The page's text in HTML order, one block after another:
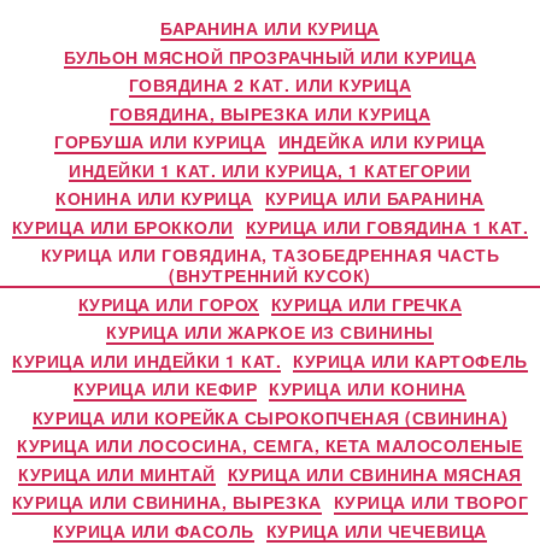
БАРАНИНА ИЛИ КУРИЦА
БУЛЬОН МЯСНОЙ ПРОЗРАЧНЫЙ ИЛИ КУРИЦА
ГОВЯДИНА 2 КАТ. ИЛИ КУРИЦА
ГОВЯДИНА, ВЫРЕЗКА ИЛИ КУРИЦА
ГОРБУША ИЛИ КУРИЦА ИНДЕЙКА ИЛИ КУРИЦА
ИНДЕЙКИ 1 КАТ. ИЛИ КУРИЦА, 1 КАТЕГОРИИ
КОНИНА ИЛИ КУРИЦА КУРИЦА ИЛИ БАРАНИНА
КУРИЦА ИЛИ БРОККОЛИ КУРИЦА ИЛИ ГОВЯДИНА 1 КАТ.
КУРИЦА ИЛИ ГОВЯДИНА, ТАЗОБЕДРЕННАЯ ЧАСТЬ
(ВНУТРЕННИЙ КУСОК)
КУРИЦА ИЛИ ГОРОХ КУРИЦА ИЛИ ГРЕЧКА
КУРИЦА ИЛИ ЖАРКОЕ ИЗ СВИНИНЫ
КУРИЦА ИЛИ ИНДЕЙКИ 1 КАТ. КУРИЦА ИЛИ КАРТОФЕЛЬ
КУРИЦА ИЛИ КЕФИР КУРИЦА ИЛИ КОНИНА
КУРИЦА ИЛИ КОРЕЙКА СЫРОКОПЧЕНАЯ (СВИНИНА)
КУРИЦА ИЛИ ЛОСОСИНА, СЕМГА, КЕТА МАЛОСОЛЕНЫЕ
КУРИЦА ИЛИ МИНТАЙ КУРИЦА ИЛИ СВИНИНА МЯСНАЯ
КУРИЦА ИЛИ СВИНИНА, ВЫРЕЗКА КУРИЦА ИЛИ ТВОРОГ
КУРИЦА ИЛИ ФАСОЛЬ КУРИЦА ИЛИ ЧЕЧЕВИЦА